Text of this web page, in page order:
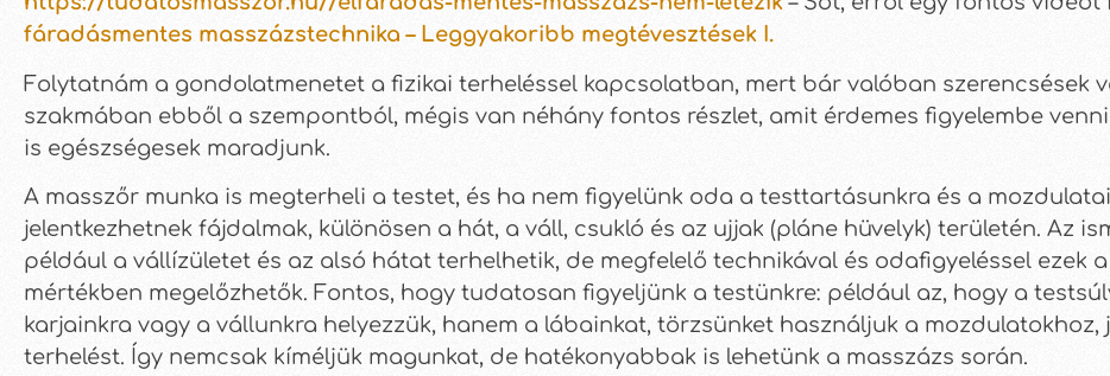
fáradásmentes masszázstechnika – Leggyakoribb megtévesztések I.
Folytatnám a gondolatmenetet a fizikai terheléssel kapcsolatban, mert bár valóban szerencsések
szakmában ebből a szempontból, mégis van néhány fontos részlet, amit érdemes figyelembe
is egészségesek maradjunk.
A masszőr munka is megterheli a testet, és ha nem figyelünk oda a testtartásunkra és a
jelentkezhetnek fájdalmak, különösen a hát, a váll, csukló és az ujjak (pláne hüvelyk) területén. Az
például a vállízületet és az alsó hátat terhelhetik, de megfelelő technikával és odafigyeléssel ezek
mértékben megelőzhetők. Fontos, hogy tudatosan figyeljünk a testünkre: például az, hogy a
karjainkra vagy a vállunkra helyezzük, hanem a lábainkat, törzsünket használjuk a mozdulatokhoz,
terhelést. Így nemcsak kíméljük magunkat, de hatékonyabbak is lehetünk a masszázs során.